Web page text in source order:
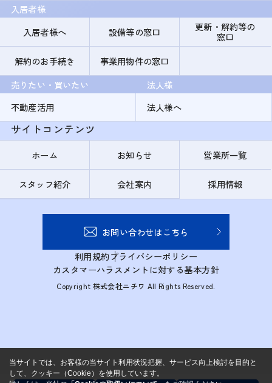
入居者様
入居者様へ
設備等の窓口
更新・解約等の
窓口
解約のお手続き
事業用物件の窓口
売りたい・買いたい
不動産活用
法人様
法人様へ
サイトコンテンツ
ホーム お知らせ 営業所一覧
スタッフ紹介 会社案内 採用情報
お問い合わせはこちら
利用規約プライバシーポリシー
カスタマーハラスメントに対する基本方針
Copyright 株式会社ニチワ All Rights Reserved.
当サイトでは、お客様の当サイト利用状況把握、サービス向上検討を目的と
して、クッキー（Cookie）を使用しています。